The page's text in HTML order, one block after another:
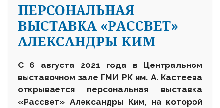
ПЕРСОНАЛЬНАЯ
ВЫСТАВКА «РАССВЕТ»
АЛЕКСАНДРЫ КИМ
С 6 августа 2021 года в Центральном
выставочном зале ГМИ РК им. А. Кастеева
открывается персональная выставка
«Рассвет» Александры Ким, на которой